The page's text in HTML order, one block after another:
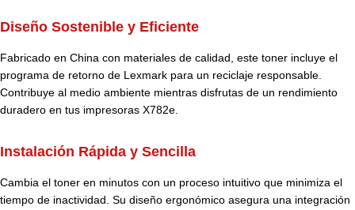
Diseño Sostenible y Eficiente
Fabricado en China con materiales de calidad, este toner incluye el
programa de retorno de Lexmark para un reciclaje responsable.
Contribuye al medio ambiente mientras disfrutas de un rendimiento
duradero en tus impresoras X782e.
Instalación Rápida y Sencilla
Cambia el toner en minutos con un proceso intuitivo que minimiza el
tiempo de inactividad. Su diseño ergonómico asegura una integración